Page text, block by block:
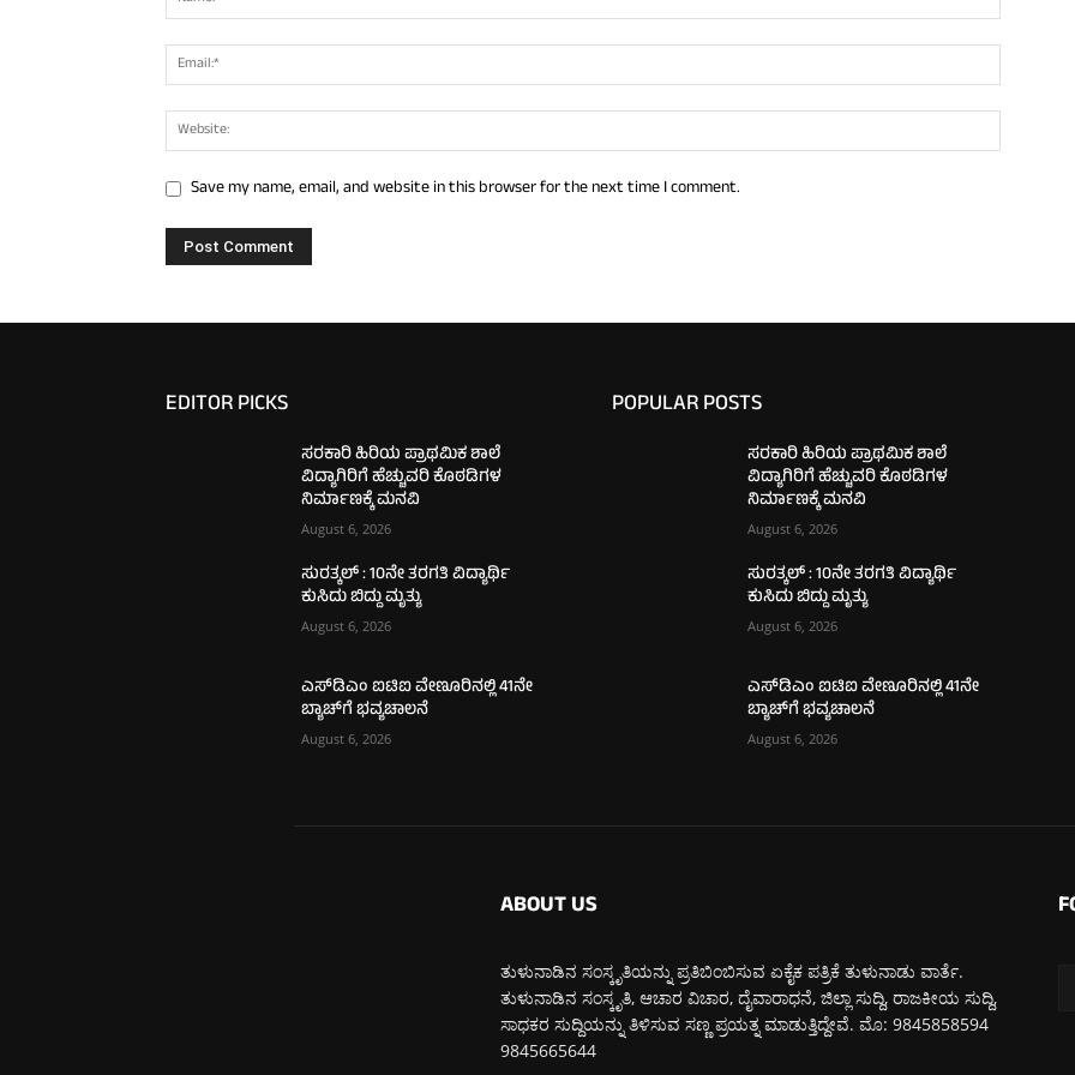
Save my name, email, and website in this browser for the next time I comment.
EDITOR PICKS
ಸರಕಾರಿ ಹಿರಿಯ ಪ್ರಾಥಮಿಕ ಶಾಲೆ
ವಿದ್ಯಾಗಿರಿಗೆ ಹೆಚ್ಚುವರಿ ಕೊಠಡಿಗಳ
ನಿರ್ಮಾಣಕ್ಕೆ ಮನವಿ
August 6, 2026
ಸುರತ್ಕಲ್ : 10ನೇ ತರಗತಿ ವಿದ್ಯಾರ್ಥಿ
ಕುಸಿದು ಬಿದ್ದು ಮೃತ್ಯು
August 6, 2026
ಎಸ್‌ಡಿಎಂ ಐಟಿಐ ವೇಣೂರಿನಲ್ಲಿ 41ನೇ
ಬ್ಯಾಚ್‌ಗೆ ಭವ್ಯಚಾಲನೆ
August 6, 2026
POPULAR POSTS
ಸರಕಾರಿ ಹಿರಿಯ ಪ್ರಾಥಮಿಕ ಶಾಲೆ
ವಿದ್ಯಾಗಿರಿಗೆ ಹೆಚ್ಚುವರಿ ಕೊಠಡಿಗಳ
ನಿರ್ಮಾಣಕ್ಕೆ ಮನವಿ
August 6, 2026
ಸುರತ್ಕಲ್ : 10ನೇ ತರಗತಿ ವಿದ್ಯಾರ್ಥಿ
ಕುಸಿದು ಬಿದ್ದು ಮೃತ್ಯು
August 6, 2026
ಎಸ್‌ಡಿಎಂ ಐಟಿಐ ವೇಣೂರಿನಲ್ಲಿ 41ನೇ
ಬ್ಯಾಚ್‌ಗೆ ಭವ್ಯಚಾಲನೆ
August 6, 2026
ABOUT US
ತುಳುನಾಡಿನ ಸಂಸ್ಕೃತಿಯನ್ನು ಪ್ರತಿಬಿಂಬಿಸುವ ಏಕೈಕ ಪತ್ರಿಕೆ ತುಳುನಾಡು ವಾರ್ತೆ.
ತುಳುನಾಡಿನ ಸಂಸ್ಕೃತಿ, ಆಚಾರ ವಿಚಾರ, ದೈವಾರಾಧನೆ, ಜಿಲ್ಲಾ ಸುದ್ದಿ, ರಾಜಕೀಯ ಸುದ್ದಿ,
ಸಾಧಕರ ಸುದ್ದಿಯನ್ನು ತಿಳಿಸುವ ಸಣ್ಣ ಪ್ರಯತ್ನ ಮಾಡುತ್ತಿದ್ದೇವೆ. ಮೊ: 9845858594
9845665644